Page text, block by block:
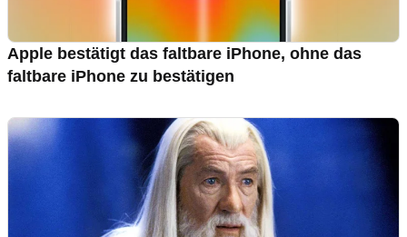
Apple bestätigt das faltbare iPhone, ohne das
faltbare iPhone zu bestätigen